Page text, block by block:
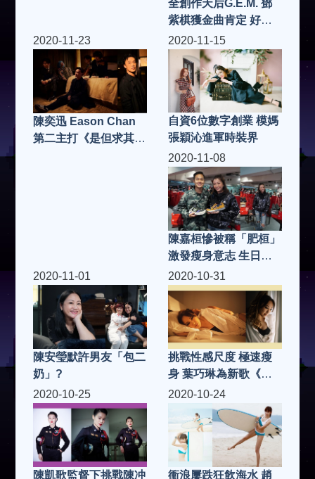
全創作天后G.E.M. 鄧
紫棋獲金曲肯定 好歌
再一波 氣勢磅礡新單
曲〈萬國覺醒〉上架
2020-11-23
陳奕迅 Eason Chan
第二主打《是但求其
2020-11-15
自資6位數字創業 模媽
張穎沁進軍時裝界
2020-11-08
陳嘉桓慘被稱「肥桓」
激發瘦身意志 生日與
家人過
2020-11-01
陳安瑩默許男友「包二
奶」?
2020-10-31
挑戰性感尺度 極速瘦
身 葉巧琳為新歌《二
人份》MV 入行以來最
性感演出
2020-10-25
陳凱歌監督下挑戰陳冲
2020-10-24
衝浪屢跌狂飲海水 趙